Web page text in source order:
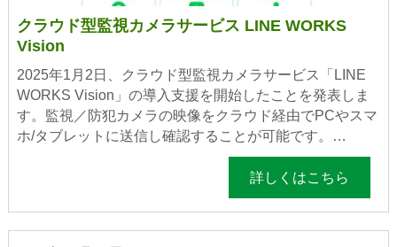
クラウド型監視カメラサービス LINE WORKS
Vision
2025年1月2日、クラウド型監視カメラサービス「LINE
WORKS Vision」の導入支援を開始したことを発表しま
す。監視／防犯カメラの映像をクラウド経由でPCやスマ
ホ/タブレットに送信し確認することが可能です。…
詳しくはこちら